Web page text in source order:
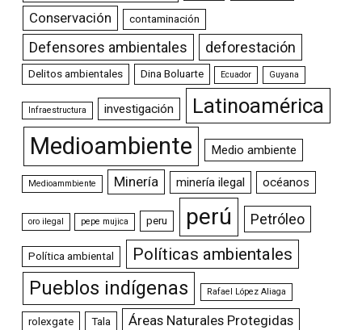
Conservación contaminación
Defensores ambientales deforestación
Delitos ambientales Dina Boluarte Ecuador Guyana
Infraestructura investigación Latinoamérica
Medioambiente Medio ambiente
Medioammbiente Minería minería ilegal océanos
oro ilegal pepe mujica peru perú Petróleo
Política ambiental Políticas ambientales
Pueblos indígenas Rafael López Aliaga
rolexgate Tala Áreas Naturales Protegidas